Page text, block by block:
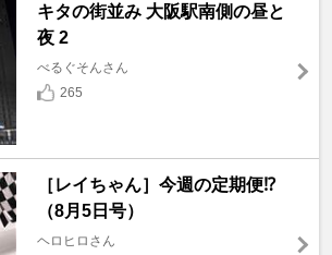
キタの街並み 大阪駅南側の昼と
夜 2
べるぐそんさん
265
［レイちゃん］今週の定期便⁉️
（8月5日号）
ヘロヒロさん